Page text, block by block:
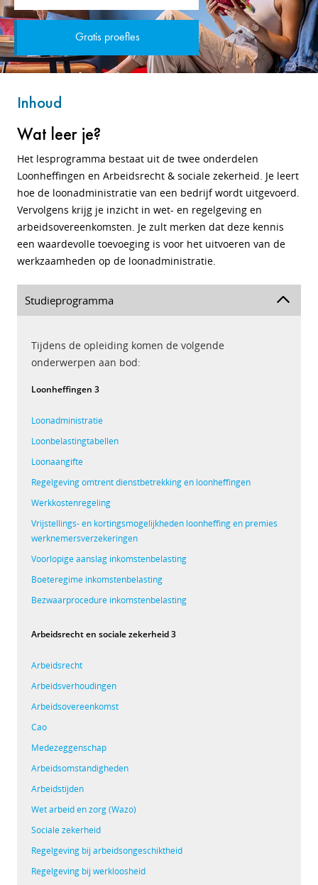
Gratis proefles
Inhoud
Wat leer je?
Het lesprogramma bestaat uit de twee onderdelen
Loonheffingen en Arbeidsrecht & sociale zekerheid. Je leert
hoe de loonadministratie van een bedrijf wordt uitgevoerd.
Vervolgens krijg je inzicht in wet- en regelgeving en
arbeidsovereenkomsten. Je zult merken dat deze kennis
een waardevolle toevoeging is voor het uitvoeren van de
werkzaamheden op de loonadministratie.
Studieprogramma
Tijdens de opleiding komen de volgende
onderwerpen aan bod:
Loonheffingen 3
Loonadministratie
Loonbelastingtabellen
Loonaangifte
Regelgeving omtrent dienstbetrekking en loonheffingen
Werkkostenregeling
Vrijstellings- en kortingsmogelijkheden loonheffing en premies
werknemersverzekeringen
Voorlopige aanslag inkomstenbelasting
Boeteregime inkomstenbelasting
Bezwaarprocedure inkomstenbelasting
Arbeidsrecht en sociale zekerheid 3
Arbeidsrecht
Arbeidsverhoudingen
Arbeidsovereenkomst
Cao
Medezeggenschap
Arbeidsomstandigheden
Arbeidstijden
Wet arbeid en zorg (Wazo)
Sociale zekerheid
Regelgeving bij arbeidsongeschiktheid
Regelgeving bij werkloosheid